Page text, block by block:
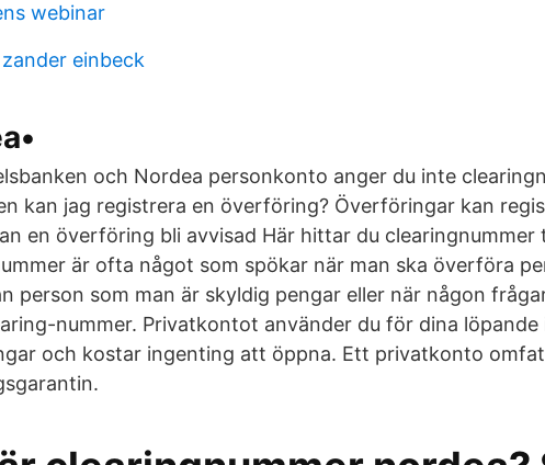
webinar
einbeck
och Nordea personkonto anger du inte
kan jag registrera en överföring? Överföringar kan
en överföring bli avvisad Här hittar du clearingnummer
är ofta något som spökar när man ska överföra
person som man är skyldig pengar eller när någon
nummer. Privatkontot använder du för dina löpande
och kostar ingenting att öppna. Ett privatkonto